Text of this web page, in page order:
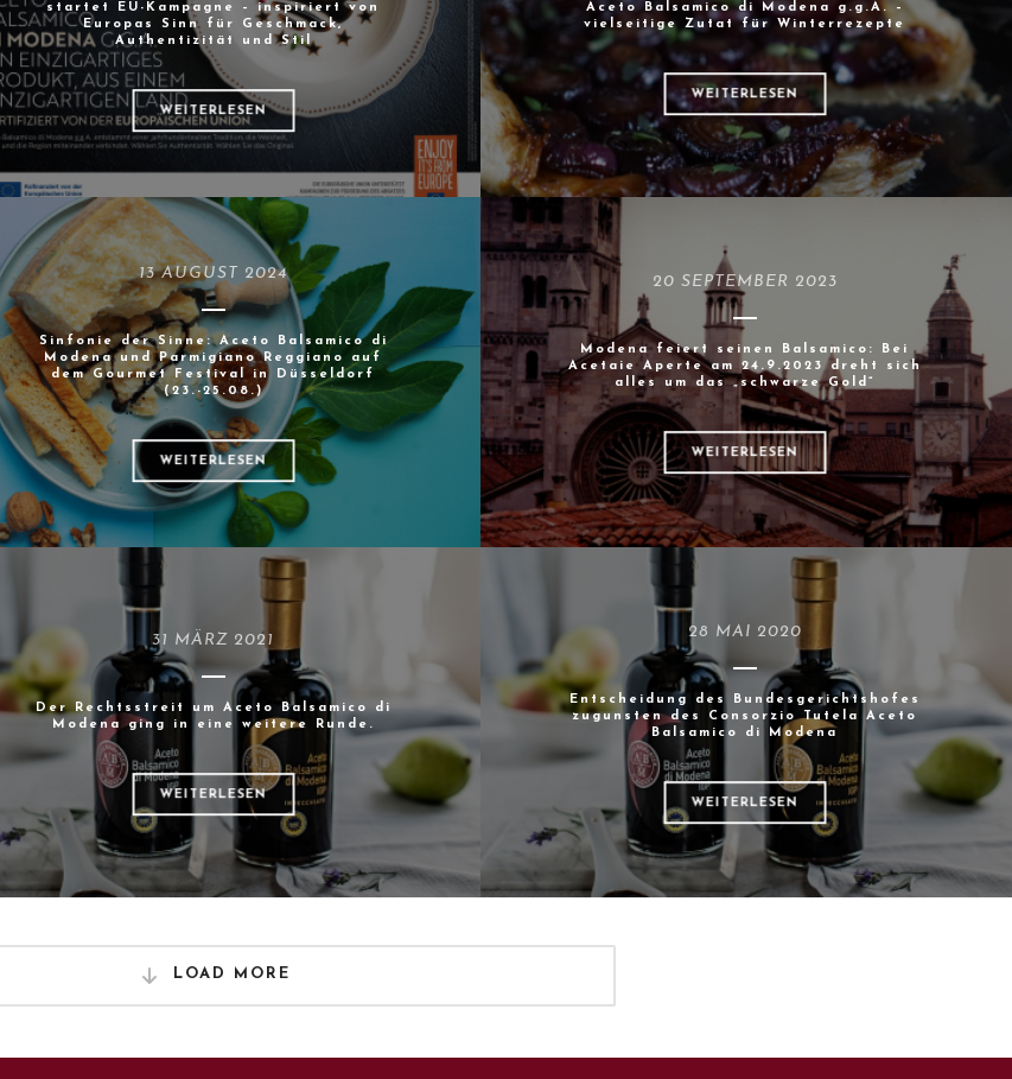
startet EU-Kampagne – inspiriert von
Europas Sinn für Geschmack,
Authentizität und Stil
WEITERLESEN
Aceto Balsamico di Modena g.g.A. –
vielseitige Zutat für Winterrezepte
WEITERLESEN
13 AUGUST 2024
Sinfonie der Sinne: Aceto Balsamico di
Modena und Parmigiano Reggiano auf
dem Gourmet Festival in Düsseldorf
(23.-25.08.)
WEITERLESEN
20 SEPTEMBER 2023
Modena feiert seinen Balsamico: Bei
Acetaie Aperte am 24.9.2023 dreht sich
alles um das „schwarze Gold“
WEITERLESEN
31 MÄRZ 2021
Der Rechtsstreit um Aceto Balsamico di
Modena ging in eine weitere Runde.
WEITERLESEN
28 MAI 2020
Entscheidung des Bundesgerichtshofes
zugunsten des Consorzio Tutela Aceto
Balsamico di Modena
WEITERLESEN
LOAD MORE